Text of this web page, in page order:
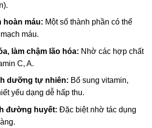
hoàn máu: Một số thành phần có thể
máu.
làm chậm lão hóa: Nhờ các hợp chất
C, A.
dưỡng tự nhiên: Bổ sung vitamin,
yếu dạng dễ hấp thu.
đường huyết: Đặc biệt nhờ tác dụng